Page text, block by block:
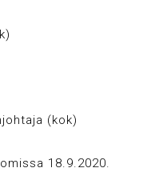
(kok)
18.9.2020.